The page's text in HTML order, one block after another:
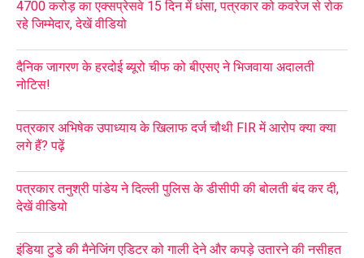
4700 करोड़ का एक्सप्रेसवे 15 दिन में धंसा, पत्रकार को कवरेज से रोक
रहे जिम्मेदार, देखें वीडियो
दैनिक जागरण के हरदोई ब्यूरो चीफ को बीएसए ने भिजवाया अदालती
नोटिस!
पत्रकार अभिषेक उपाध्याय के खिलाफ दर्ज चौथी FIR में आरोप क्या क्या
लगे हैं? पढ़ें
पत्रकार तनुश्री पांडेय ने दिल्ली पुलिस के डीसीपी की बोलती बंद कर दी,
देखें वीडियो
इंडिया टुडे की मैनेजिंग एडिटर को गाली देने और कपड़े उतारने की नसीहत